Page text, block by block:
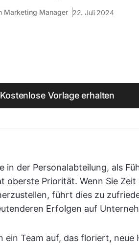
Marketing Manager 22. Juli 2024
Kostenlose Vorlage erhalten
in der Personalabteilung, als
oberste Priorität. Wenn Sie
führt dies zu
Erfolgen auf
ein Team auf, das floriert,